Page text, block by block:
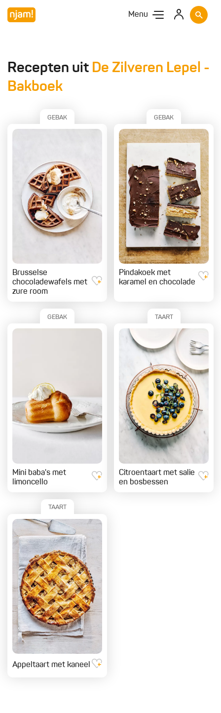
Menu
Recepten uit De Zilveren Lepel -
Bakboek
GEBAK
Brusselse
chocoladewafels met
zure room
GEBAK
Pindakoek met
karamel en chocolade
GEBAK
Mini baba's met
limoncello
TAART
Citroentaart met salie
en bosbessen
TAART
Appeltaart met kaneel